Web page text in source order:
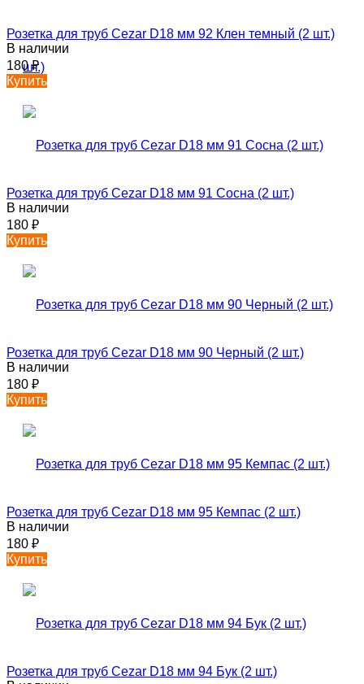
Розетка для труб Cezar D18 мм 92 Клен темный (2 шт.)
В наличии
180₽
Купить
Розетка для труб Cezar D18 мм 91 Сосна (2 шт.)
В наличии
180 ₽
Купить
Розетка для труб Cezar D18 мм 90 Черный (2 шт.)
В наличии
180 ₽
Купить
Розетка для труб Cezar D18 мм 95 Кемпас (2 шт.)
В наличии
180 ₽
Купить
Розетка для труб Cezar D18 мм 94 Бук (2 шт.)